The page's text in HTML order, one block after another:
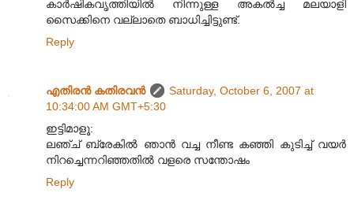
കാര്‍ഷികവൃത്തിയില്‍ നിന്നുള്ള അകല്‍ച്ച മലയാളി
സൈക്കിനെ വല്ലാതെ ബാധിച്ചിട്ടുണ്ട്.
Reply
എതിരന്‍ കതിരവന്‍
Saturday, October 6, 2007 at
10:34:00 AM GMT+5:30
ഇട്ടിമാളൂ:
ലഞ്ച് ബ്രേകില്‍ ഞാന്‍ വച്ച നീണ്ട കഞ്ഞി കുടിച്ച് വയര്‍
നിറച്ചെന്നറിഞ്ഞതില്‍ വളരെ സന്തോഷം
Reply